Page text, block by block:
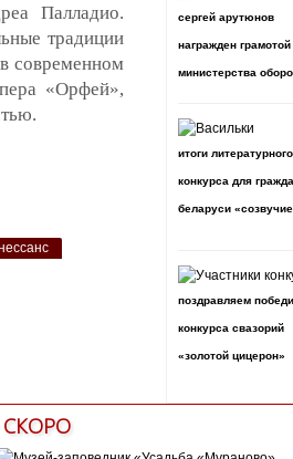
Палладио.
традиции
современном
«Орфей»,
сергей арутюнов
награжден грамотой
министерства
итоги литературного
конкурса для
беларуси
поздравляем
конкурса свазорий
«золотой цицерон»
СКОРО